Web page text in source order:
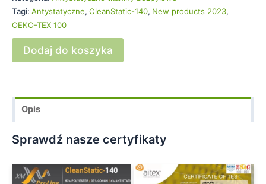
Tagi: Antystatyczne, CleanStatic-140, New products 2023,
OEKO-TEX 100
Dodaj do koszyka
Opis
Sprawdź nasze certyfikaty